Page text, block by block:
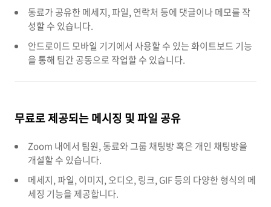
동료가 공유한 메세지, 파일, 연락처 등에 댓글이나 메모를 작
성할 수 있습니다.
안드로이드 모바일 기기에서 사용할 수 있는 화이트보드 기능
을 통해 팀간 공동으로 작업할 수 있습니다.
무료로 제공되는 메시징 및 파일 공유
Zoom 내에서 팀원, 동료와 그룹 채팅방 혹은 개인 채팅방을
개설할 수 있습니다.
메세지, 파일, 이미지, 오디오, 링크, GIF 등의 다양한 형식의 메
세징 기능을 제공합니다.